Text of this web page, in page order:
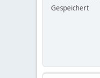
Gespeichert